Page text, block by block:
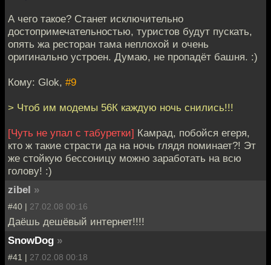
А чего такое? Станет исключительно
достопримечательностью, туристов будут пускать,
опять жа ресторан тама неплохой и очень
оригинально устроен. Думаю, не пропадёт башня. :)
Кому: Glok, #9
> Чтоб им модемы 56К каждую ночь снились!!!
[Чуть не упал с табуретки] Камрад, побойся егеря,
кто ж такие страсти да на ночь глядя поминает?! Эт
же стойкую бессоницу можно заработать на всю
голову! :)
zibel »
#40 | 27.02.08 00:16
Даёшь дешёвый интернет!!!!
SnowDog »
#41 | 27.02.08 00:18